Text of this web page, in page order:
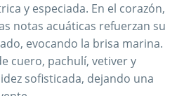
y especiada. En el corazón,
notas acuáticas refuerzan su
evocando la brisa marina.
cuero, pachulí, vetiver y
sofisticada, dejando una